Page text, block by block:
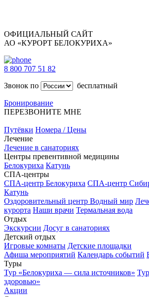
ОФИЦИАЛЬНЫЙ САЙТ
АО «КУРОРТ БЕЛОКУРИХА»
8 800 707 51 82
Звонок по
бесплатный
Бронирование
ПЕРЕЗВОНИТЕ МНЕ
Путёвки Номера / Цены
Лечение
Лечение в санаториях
Центры превентивной медицины
Белокуриха Катунь
СПА-центры
СПА-центр Белокуриха СПА-центр
Катунь
Оздоровительный центр Водный мир
курорта Наши врачи Термальная вода
Отдых
Экскурсии Досуг в санаториях
Детский отдых
Игровые комнаты Детские площадки
Афиша мероприятий Календарь событий
Туры
Тур «Белокуриха — сила источников»
здоровью»
Акции